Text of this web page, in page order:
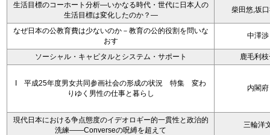
生活目標のコーホート分析―いかなる時代・世代に日本人の
生活目標は変化したのか？―
柴田悠,坂
なぜ日本の公教育費は少ないのか－教育の公的役割を問いな
おす
中澤渉
ソーシャル・キャピタルとシステム・サポート 鹿毛利枝
I 平成25年度男女共同参画社会の形成の状況 特集 変わ
りゆく男性の仕事と暮らし
内閣府
現代日本における争点態度のイデオロギー的一貫性と政治的
洗練――Converseの呪縛を超えて
三輪洋